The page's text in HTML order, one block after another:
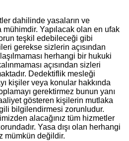
dahilinde yasaların ve
mühimdir. Yapılacak olan en ufak
teşkil edebileceği gibi
gerekse sizlerin açısından
herhangi bir hukuki
açısından sizleri
Dedektiflik mesleği
kişiler veya konular hakkında
gerektirmez bunun yanı
gösteren kişilerin mutlaka
bilgilendirmesi zorunludur.
alacağınız tüm hizmetler
Yasa dışı olan herhangi
mümkün değildir.